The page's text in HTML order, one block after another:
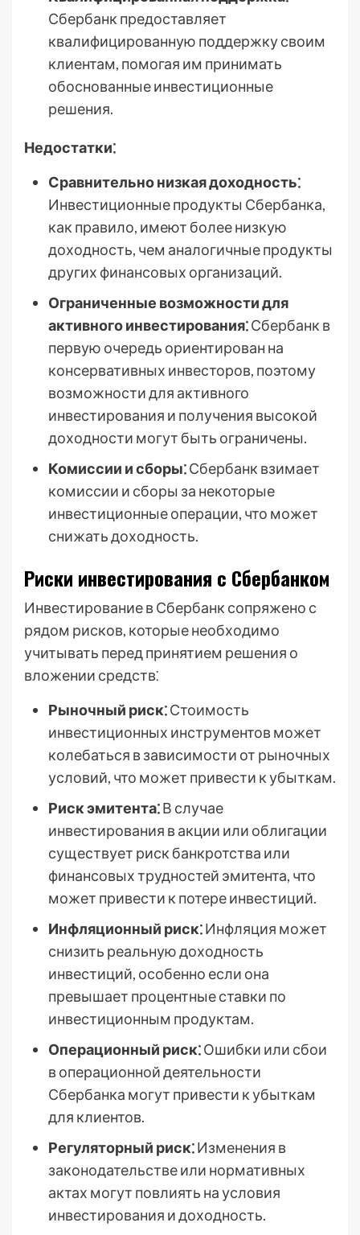
Сбербанк предоставляет
квалифицированную поддержку своим
клиентам, помогая им принимать
обоснованные инвестиционные
решения.
Недостатки⁚
Сравнительно низкая доходность⁚
Инвестиционные продукты Сбербанка,
как правило, имеют более низкую
доходность, чем аналогичные продукты
других финансовых организаций.
Ограниченные возможности для
активного инвестирования⁚Сбербанк в
первую очередь ориентирован на
консервативных инвесторов, поэтому
возможности для активного
инвестирования и получения высокой
доходности могут быть ограничены.
Комиссии и сборы⁚Сбербанк взимает
комиссии и сборы за некоторые
инвестиционные операции, что может
снижать доходность.
Риски инвестирования с Сбербанком
Инвестирование в Сбербанк сопряжено с
рядом рисков, которые необходимо
учитывать перед принятием решения о
вложении средств⁚
Рыночный риск⁚Стоимость
инвестиционных инструментов может
колебаться в зависимости от рыночных
условий, что может привести к убыткам.
Риск эмитента⁚В случае
инвестирования в акции или облигации
существует риск банкротства или
финансовых трудностей эмитента, что
может привести к потере инвестиций.
Инфляционный риск⁚Инфляция может
снизить реальную доходность
инвестиций, особенно если она
превышает процентные ставки по
инвестиционным продуктам.
Операционный риск⁚Ошибки или сбои
в операционной деятельности
Сбербанка могут привести к убыткам
для клиентов.
Регуляторный риск⁚Изменения в
законодательстве или нормативных
актах могут повлиять на условия
инвестирования и доходность.